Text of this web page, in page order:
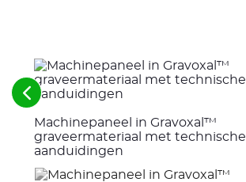
Machinepaneel in Gravoxal™
graveermateriaal met technische
aanduidingen
Zie
de
voorgaande
elementen